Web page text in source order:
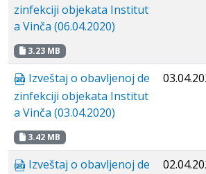
zinfekciji objekata Institut
a Vinča (06.04.2020)
3.23 MB
Izveštaj o obavljenoj de
zinfekciji objekata Institut
a Vinča (03.04.2020)
3.42 MB
Izveštaj o obavljenoj de